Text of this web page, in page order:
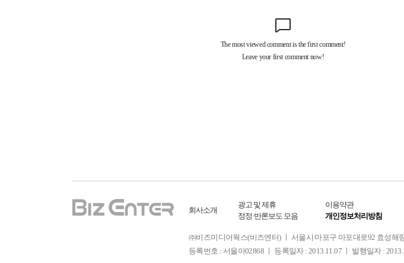
회사소개
광고 및 제휴
정정·반론보도 모음
이용약관
개인정보처리방침
㈜비즈미디어웍스(비즈엔터) ㅣ 서울시 마포구 마포대로92 효성해
등록번호 : 서울아02868 ㅣ 등록일자 : 2013.11.07 ㅣ 발행일자 :